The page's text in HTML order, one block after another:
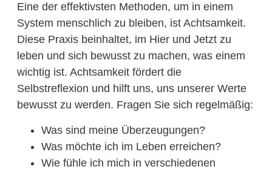
Eine der effektivsten Methoden, um in einem
System menschlich zu bleiben, ist Achtsamkeit.
Diese Praxis beinhaltet, im Hier und Jetzt zu
leben und sich bewusst zu machen, was einem
wichtig ist. Achtsamkeit fördert die
Selbstreflexion und hilft uns, uns unserer Werte
bewusst zu werden. Fragen Sie sich regelmäßig:
Was sind meine Überzeugungen?
Was möchte ich im Leben erreichen?
Wie fühle ich mich in verschiedenen